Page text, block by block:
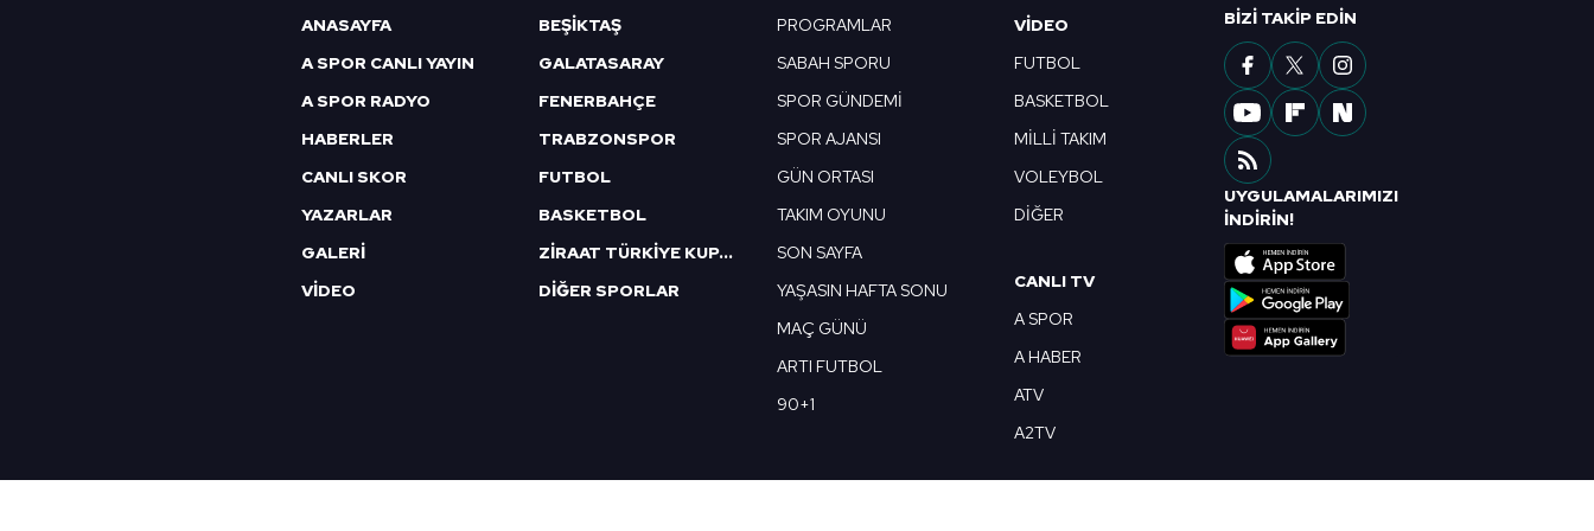
6698 sayılı Kişisel Verilerin Korunması Kanunu uyarınca hazırlanmış Aydınlatma Metnimizi okumak ve sitemizde ilgili
mevzuata uygun olarak kullanılan çerezlerle ilgili bilgi almak için lütfen
ANASAYFA
A SPOR CANLI YAYIN
A SPOR RADYO
HABERLER
CANLI SKOR
YAZARLAR
GALERİ
VİDEO
BEŞİKTAŞ
GALATASARAY
FENERBAHÇE
TRABZONSPOR
FUTBOL
BASKETBOL
ZİRAAT TÜRKİYE KUPASI
DİĞER SPORLAR
PROGRAMLAR
SABAH SPORU
SPOR GÜNDEMİ
SPOR AJANSI
GÜN ORTASI
TAKIM OYUNU
SON SAYFA
YAŞASIN HAFTA SONU
MAÇ GÜNÜ
ARTI FUTBOL
90+1
VIDEO
FUTBOL
BASKETBOL
MİLLİ TAKIM
VOLEYBOL
DİĞER
CANLI TV
A SPOR
A HABER
ATV
A2TV
BIZI TAKIP EDIN
UYGULAMALARIMIZI
İNDİRİN!